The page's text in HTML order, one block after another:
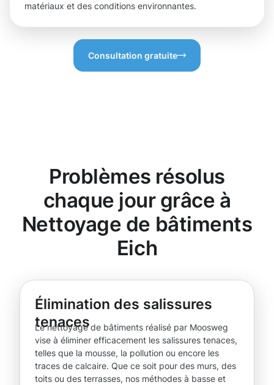
matériaux et des conditions environnantes.
Consultation gratuite
Problèmes résolus
chaque jour grâce à
Nettoyage de bâtiments
Eich
Élimination des salissures
tenaces
Le nettoyage de bâtiments réalisé par Moosweg
vise à éliminer efficacement les salissures tenaces,
telles que la mousse, la pollution ou encore les
traces de calcaire. Que ce soit pour des murs, des
toits ou des terrasses, nos méthodes à basse et